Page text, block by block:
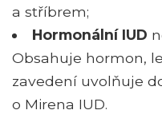
a stříbrem;
Hormonální IUD
Obsahuje hormon,
zavedení uvolňuje
o Mirena IUD.